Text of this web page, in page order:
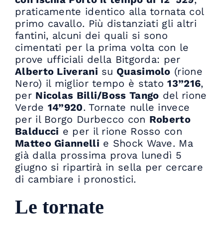
praticamente identico alla tornata col
primo cavallo. Più distanziati gli altri
fantini, alcuni dei quali si sono
cimentati per la prima volta con le
prove ufficiali della Bitgorda: per
Alberto Liverani su Quasimolo (rione
Nero) il miglior tempo è stato13”216,
per Nicolas Billi/Boss Tango del rione
Verde 14”920. Tornate nulle invece
per il Borgo Durbecco con Roberto
Balducci e per il rione Rosso con
Matteo Giannelli e Shock Wave. Ma
già dalla prossima prova lunedì 5
giugno si ripartirà in sella per cercare
di cambiare i pronostici.
Le tornate